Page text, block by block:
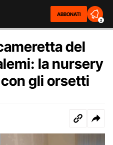
ABBONATI
2
del
la nursery
gli orsetti